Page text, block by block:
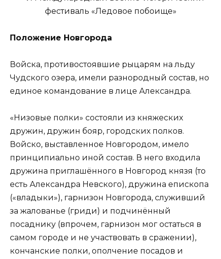
Положение Новгорода
Войска, противостоявшие рыцарям на льду
Чудского озера, имели разнородный состав, но
единое командование в лице Александра.
«Низовые полки» состояли из княжеских
дружин, дружин бояр, городских полков.
Войско, выставленное Новгородом, имело
принципиально иной состав. В него входила
дружина приглашённого в Новгород князя (то
есть Александра Невского), дружина епископа
(«владыки»), гарнизон Новгорода, служивший
за жалованье (гриди) и подчинённый
посаднику (впрочем, гарнизон мог остаться в
самом городе и не участвовать в сражении),
кончанские полки, ополчение посадов и